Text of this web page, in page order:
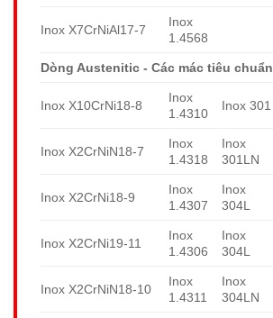
Inox X7CrNiAl17-7
Inox
1.4568
Dòng Austenitic - Các mác tiêu chuẩn
Inox X10CrNi18-8
Inox
1.4310
Inox 301
Inox X2CrNiN18-7
Inox
1.4318
Inox
301LN
Inox X2CrNi18-9
Inox
1.4307
Inox
304L
Inox X2CrNi19-11
Inox
1.4306
Inox
304L
Inox X2CrNiN18-10
Inox
1.4311
Inox
304LN